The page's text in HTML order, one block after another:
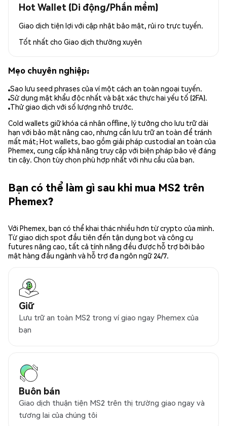
Hot Wallet (Di động/Phần mềm)
Giao dịch tiện lợi với cập nhật bảo mật, rủi ro trực tuyến.
Tốt nhất cho Giao dịch thường xuyên
Mẹo chuyên nghiệp:
Sao lưu seed phrases của ví một cách an toàn ngoại tuyến.
Sử dụng mật khẩu độc nhất và bật xác thực hai yếu tố (2FA).
Thử giao dịch với số lượng nhỏ trước.
Cold wallets giữ khóa cá nhân offline, lý tưởng cho lưu trữ dài
hạn với bảo mật nâng cao, nhưng cần lưu trữ an toàn để tránh
mất mát; Hot wallets, bao gồm giải pháp custodial an toàn của
Phemex, cung cấp khả năng truy cập với biện pháp bảo vệ đáng
tin cậy. Chọn tùy chọn phù hợp nhất với nhu cầu của bạn.
Bạn có thể làm gì sau khi mua MS2 trên
Phemex?
Với Phemex, bạn có thể khai thác nhiều hơn từ crypto của mình.
Từ giao dịch spot đầu tiên đến tận dụng bot và công cụ
futures nâng cao, tất cả tính năng đều được hỗ trợ bởi bảo
mật hàng đầu ngành và hỗ trợ đa ngôn ngữ 24/7.
Giữ
Lưu trữ an toàn MS2 trong ví giao ngay Phemex của
bạn
Buôn bán
Giao dịch thuận tiện MS2 trên thị trường giao ngay và
tương lai của chúng tôi